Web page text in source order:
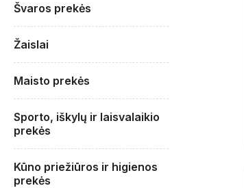
Švaros prekės
Žaislai
Maisto prekės
Sporto, iškylų ir laisvalaikio
prekės
Kūno priežiūros ir higienos
prekės